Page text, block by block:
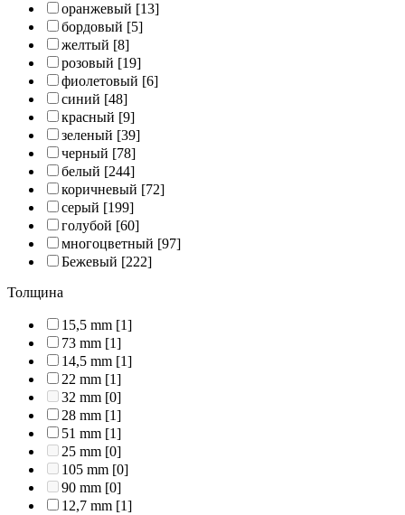
оранжевый [13]
бордовый [5]
желтый [8]
розовый [19]
фиолетовый [6]
синий [48]
красный [9]
зеленый [39]
черный [78]
белый [244]
коричневый [72]
серый [199]
голубой [60]
многоцветный [97]
Бежевый [222]
Толщина
15,5 mm [1]
73 mm [1]
14,5 mm [1]
22 mm [1]
32 mm [0]
28 mm [1]
51 mm [1]
25 mm [0]
105 mm [0]
90 mm [0]
12,7 mm [1]